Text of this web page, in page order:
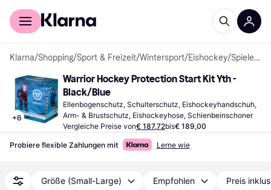
Für Shopper
Klarna/Shopping/Sport & Freizeit/Wintersport/Eishockey/ Spieler-Schutzausrüstung
+6
Warrior Hockey Protection Start Kit Yth -
Black/Blue
Ellenbogenschutz, Schulterschutz, Eishockeyhandschuh,
Arm- & Brustschutz, Eishockeyhose, Schienbeinschoner
Vergleiche Preise von€ 187,72bis€ 189,00
Probiere flexible Zahlungen mit Lerne wie
Größe (Small-Large) Empfohlen Preis